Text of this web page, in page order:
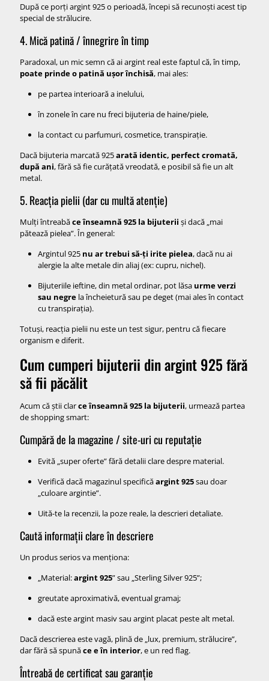
După ce porți argint 925 o perioadă, începi să recunoști acest tip
special de strălucire.
4. Mică patină / înnegrire în timp
Paradoxal, un mic semn că ai argint real este faptul că, în timp,
poate prinde o patină ușor închisă, mai ales:
pe partea interioară a inelului,
în zonele în care nu freci bijuteria de haine/piele,
la contact cu parfumuri, cosmetice, transpirație.
Dacă bijuteria marcată 925arată identic, perfect cromată,
după ani, fără să fie curățată vreodată, e posibil să fie un alt
metal.
5. Reacția pielii (dar cu multă atenție)
Mulți întreabăce înseamnă 925 la bijuterii și dacă „mai
pătează pielea”. În general:
Argintul 925 nu ar trebui să-ți irite pielea, dacă nu ai
alergie la alte metale din aliaj (ex: cupru, nichel).
Bijuteriile ieftine, din metal ordinar, pot lăsa urme verzi
sau negre la încheietură sau pe deget (mai ales în contact
cu transpirația).
Totuși, reacția pielii nu este un test sigur, pentru că fiecare
organism e diferit.
Cum cumperi bijuterii din argint 925 fără
să fii păcălit
Acum că știi clarce înseamnă 925 la bijuterii, urmează partea
de shopping smart:
Cumpără de la magazine / site-uri cu reputație
Evită „super oferte” fără detalii clare despre material.
Verifică dacă magazinul specificăargint 925sau doar
„culoare argintie”.
Uită-te la recenzii, la poze reale, la descrieri detaliate.
Caută informații clare în descriere
Un produs serios va menționa:
„Material:argint 925” sau „Sterling Silver 925”;
greutate aproximativă, eventual gramaj;
dacă este argint masiv sau argint placat peste alt metal.
Dacă descrierea este vagă, plină de „lux, premium, strălucire”,
dar fără să spunăce e în interior, e un red flag.
Întreabă de certificat sau garanție